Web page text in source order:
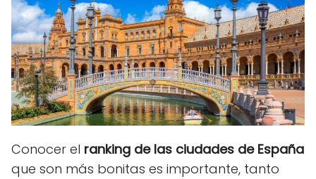
Conocer el ranking de las ciudades de España
que son más bonitas es importante, tanto